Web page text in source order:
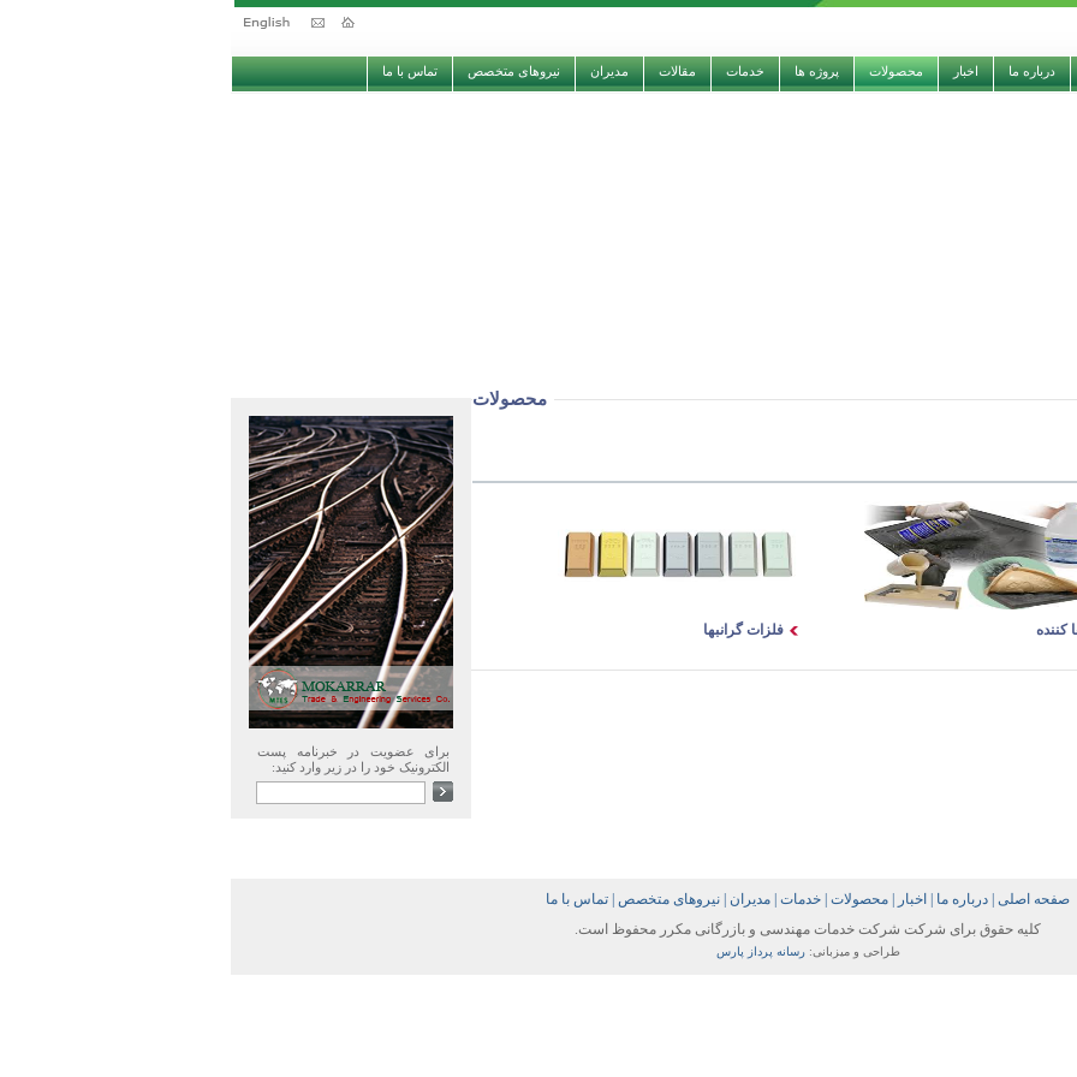
درباره ما اخبار محصولات پروژه ها خدمات مقالات مدیران نیروهای متخصص تماس با ما
محصولات
فلزات گرانبها کننده
برای عضویت در خبرنامه پست
الکترونیک خود را در زیر وارد کنید:
صفحه اصلی درباره ما اخبار محصولات خدمات مدیران نیروهای متخصص تماس با ما
کلیه حقوق برای شرکت شرکت خدمات مهندسی و بازرگانی مکرر محفوظ است.
طراحی و میزبانی:رسانه پرداز پارس